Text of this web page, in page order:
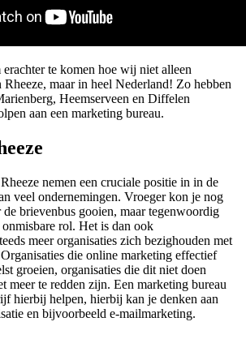
te komen hoe wij niet alleen
Rheeze, maar in heel Nederland! Zo hebben
Heemserveen en Diffelen
aan een marketing bureau.
nemen een cruciale positie in in de
veel ondernemingen. Vroeger kon je nog
brievenbus gooien, maar tegenwoordig
onmisbare rol. Het is dan ook
meer organisaties zich bezighouden met
die online marketing effectief
groeien, organisaties die dit niet doen
meer te redden zijn. Een marketing bureau
hierbij helpen, hierbij kan je denken aan
en bijvoorbeeld e-mailmarketing.